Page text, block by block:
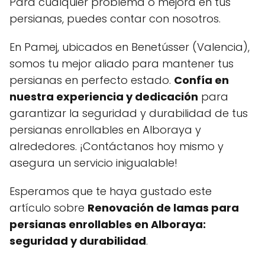
persianas, puedes contar con nosotros.
En Pamej, ubicados en Benetússer (Valencia),
somos tu mejor aliado para mantener tus
persianas en perfecto estado. Confía en
nuestra experiencia y dedicación para
garantizar la seguridad y durabilidad de tus
persianas enrollables en Alboraya y
alrededores. ¡Contáctanos hoy mismo y
asegura un servicio inigualable!
Esperamos que te haya gustado este
artículo sobre Renovación de lamas para
persianas enrollables en Alboraya:
seguridad y durabilidad.